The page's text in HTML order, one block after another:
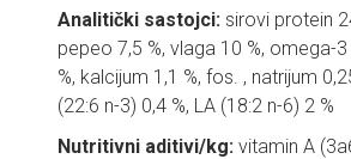
Analitički sastojci: sirovi protein
pepeo 7,5 %, vlaga 10 %, omega-
%, kalcijum 1,1 %, fos. , natrijum
(22:6 n-3) 0,4 %, LA (18:2 n-6) 2 %
Nutritivni aditivi/kg: vitamin A